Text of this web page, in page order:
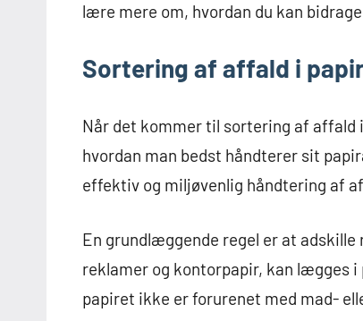
lære mere om, hvordan du kan
Sortering af affald i
Når det kommer til sortering af
hvordan man bedst håndterer sit
effektiv og miljøvenlig håndtering af
En grundlæggende regel er at
reklamer og kontorpapir, kan lægges
papiret ikke er forurenet med mad-